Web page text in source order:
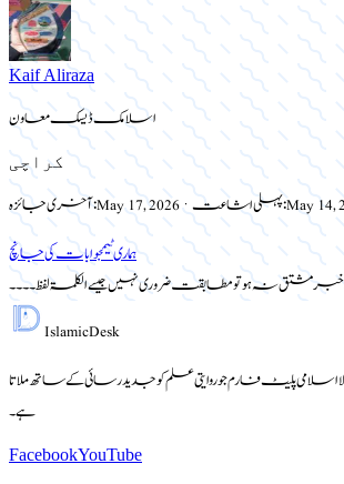
Kaif Aliraza
اسلامک ڈیسک معاون
کراچی
آخری جائزہ:May 17, 2026 · پہلی اشاعت:May 14,
ہماری ٹیمجوابات کی جانچ
مشتق نہ ہو تو مطابقت ضروری نہیں جیسے الکلمۃ لفظ۔۔۔۔
IslamicDesk
اسلامی پلیٹ فارم جو روایتی علم کو جدید رسائی کے ساتھ ملاتا
ہے۔
FacebookYouTube